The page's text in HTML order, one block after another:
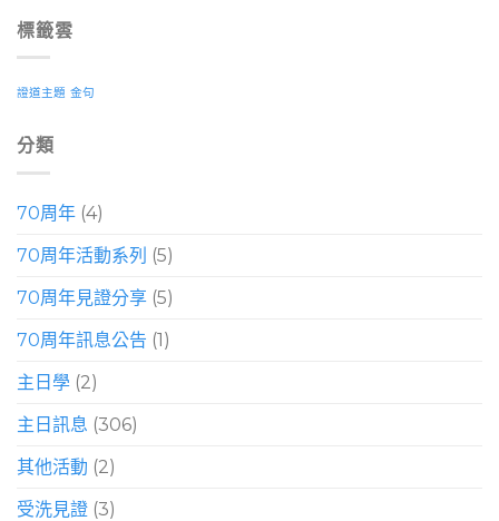
標籤雲
證道主題 金句
分類
70周年 (4)
70周年活動系列 (5)
70周年見證分享 (5)
70周年訊息公告 (1)
主日學 (2)
主日訊息 (306)
其他活動 (2)
受洗見證 (3)